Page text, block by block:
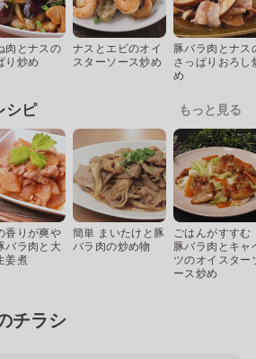
肉とナスの
り炒め
ナスとエビのオイ
スターソース炒め
豚バラ肉とナス
さっぱりおろし
め
シピ もっと見る
香りが爽や
バラ肉と大
姜煮
簡単 まいたけと豚
バラ肉の炒め物
ごはんがすすむ
豚バラ肉とキャ
ツのオイスター
ース炒め
チラシ